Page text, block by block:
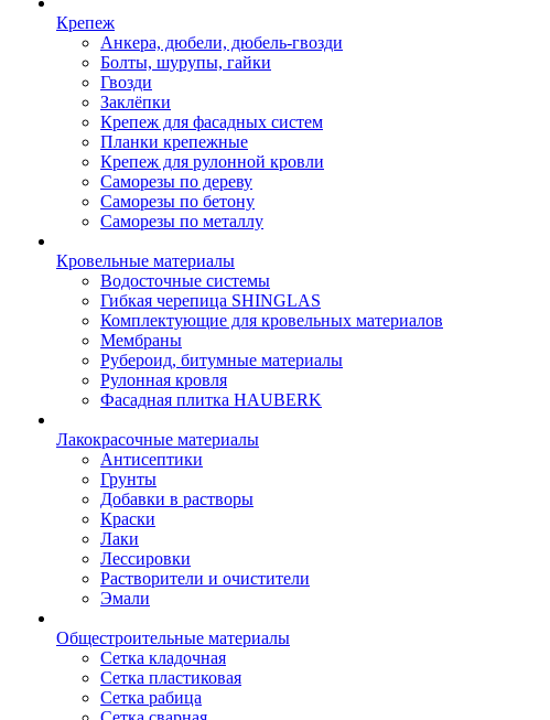
Крепеж
Анкера, дюбели, дюбель-гвозди
Болты, шурупы, гайки
Гвозди
Заклёпки
Крепеж для фасадных систем
Планки крепежные
Крепеж для рулонной кровли
Саморезы по дереву
Саморезы по бетону
Саморезы по металлу
Кровельные материалы
Водосточные системы
Гибкая черепица SHINGLAS
Комплектующие для кровельных материалов
Мембраны
Рубероид, битумные материалы
Рулонная кровля
Фасадная плитка HAUBERK
Лакокрасочные материалы
Антисептики
Грунты
Добавки в растворы
Краски
Лаки
Лессировки
Растворители и очистители
Эмали
Общестроительные материалы
Сетка кладочная
Сетка пластиковая
Сетка рабица